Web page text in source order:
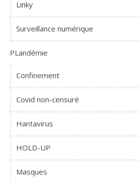
Linky
Surveillance numérique
PLandémie
Confinement
Covid non-censuré
Hantavirus
HOLD-UP
Masques